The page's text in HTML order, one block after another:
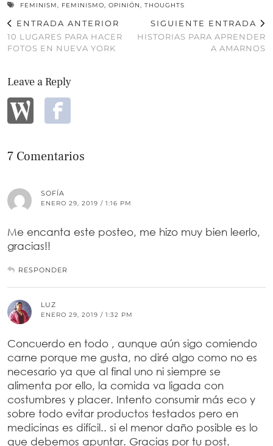
FEMINISM, FEMINISMO, OPINIÓN, THOUGHTS
ENTRADA ANTERIOR
10 LUGARES PARA HACER
FOTOS EN NUEVA YORK
SIGUIENTE ENTRADA
HISTORIAS PARA APRENDER
A AMARNOS
Leave a Reply
7 Comentarios
SOFÍA
ENERO 29, 2019 / 1:16 PM
Me encanta este posteo, me hizo muy bien leerlo,
gracias!!
RESPONDER
LUZ
ENERO 29, 2019 / 1:32 PM
Concuerdo en todo , aunque aún sigo comiendo
carne porque me gusta, no diré algo como no es
necesario ya que al final uno ni siempre se
alimenta por ello, la comida va ligada con
costumbres y placer. Intento consumir más eco y
sobre todo evitar productos testados pero en
medicinas es difícil.. si el menor daño posible es lo
que debemos apuntar. Gracias por tu post.